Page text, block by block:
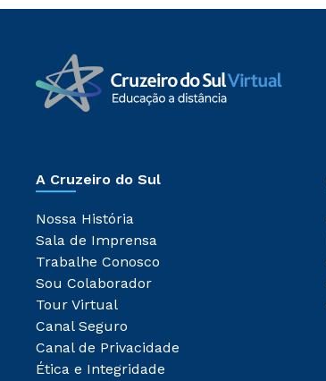
A Cruzeiro do Sul
Nossa História
Sala de Imprensa
Trabalhe Conosco
Sou Colaborador
Tour Virtual
Canal Seguro
Canal de Privacidade
Ética e Integridade